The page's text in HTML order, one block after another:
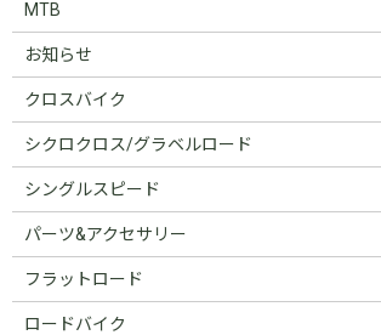
MTB
お知らせ
クロスバイク
シクロクロス/グラベルロード
シングルスピード
パーツ&アクセサリー
フラットロード
ロードバイク